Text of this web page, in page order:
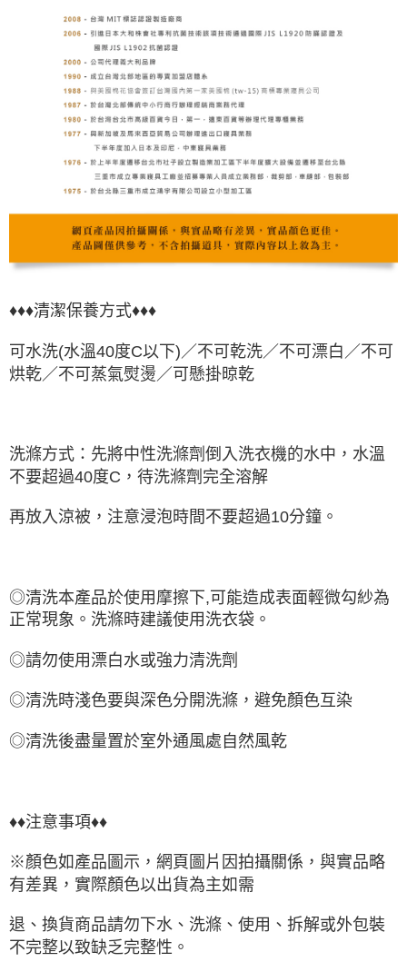
♦♦♦清潔保養方式♦♦♦
可水洗(水溫40度C以下)／不可乾洗／不可漂白 ／不可
烘乾／不可蒸氣熨燙／可懸掛晾乾
洗滌方式：先將中性洗滌劑倒入洗衣機的水中，水溫
不要超過40度C，待洗滌劑完全溶解
再放入涼被，注意浸泡時間不要超過10分鐘。
◎清洗本產品於使用摩擦下,可能造成表面輕微勾紗為
正常現象。洗滌時建議使用洗衣袋。
◎請勿使用漂白水或強力清洗劑
◎清洗時淺色要與深色分開洗滌，避免顏色互染
◎清洗後盡量置於室外通風處自然風乾
♦♦注意事項♦♦
※顏色如產品圖示，網頁圖片因拍攝關係，與實品略
有差異，實際顏色以出貨為主如需
退、換貨商品請勿下水、洗滌、使用、拆解或外包裝
不完整以致缺乏完整性。